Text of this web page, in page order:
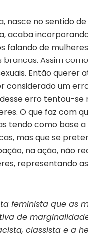
nasce no sentido
acaba
falando de
Assim
Então querer
um
erro tentou-se
O que faz com
tendo como base
mas que se
na ação, não
representando
feminista que as
de
classista e a